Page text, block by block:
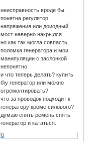
неисправность вроде бы
понятна регулятор
напряжения или доиодный
мост наверно накрылся.
но как так могла совпасть
поломка генератора и мои
манипуляции с заслонкой
непонятно
и что теперь делать? купить
б\у генератор или можно
отремонтировать?
что за проводок подходит к
генератору кроме силового?
думаю снять ремень снять
генератор и кататься.
0